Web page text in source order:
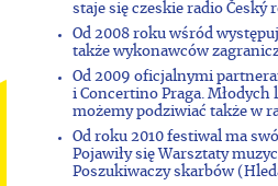
staje się czeskie radio Český
Od 2008 roku wśród
także wykonawców
Od 2009 oficjalnymi
i Concertino Praga.
możemy podziwiać także w
Od roku 2010 festiwal ma
Pojawiły się Warsztaty
Poszukiwaczy skarbów